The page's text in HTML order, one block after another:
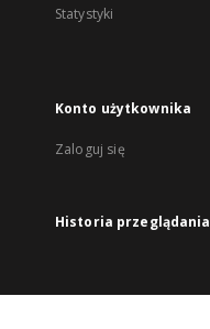
Statystyki
Konto użytkownika
Zaloguj się
Historia przeglądania